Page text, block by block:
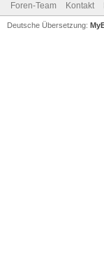
Foren-Team Kontakt
Deutsche Übersetzung: